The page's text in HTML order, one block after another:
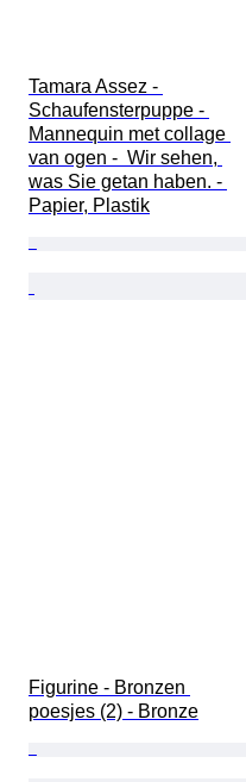
Tamara Assez -
Schaufensterpuppe -
Mannequin met collage
van ogen -  Wir sehen,
was Sie getan haben. -
Papier, Plastik
Figurine - Bronzen
poesjes (2) - Bronze